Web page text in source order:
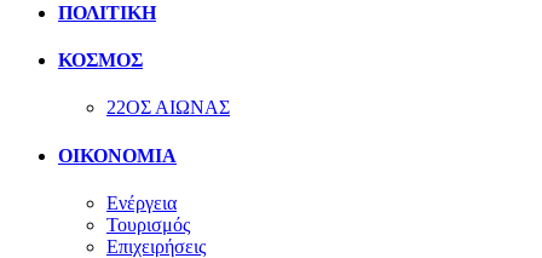
ΠΟΛΙΤΙΚΗ
ΚΟΣΜΟΣ
22ΟΣ ΑΙΩΝΑΣ
ΟΙΚΟΝΟΜΙΑ
Ενέργεια
Τουρισμός
Επιχειρήσεις